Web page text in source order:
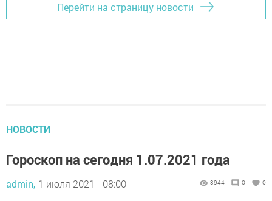
Перейти на страницу новости
НОВОСТИ
Гороскоп на сегодня 1.07.2021 года
admin, 1 июля 2021 - 08:00 3944 0 0